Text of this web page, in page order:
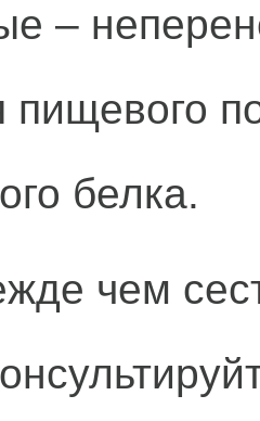
–
белка.
чем